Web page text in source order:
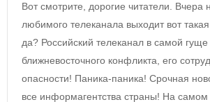
Вот смотрите, дорогие читатели. Вчера
любимого телеканала выходит вот
да? Российский телеканал в самой гуще
ближневосточного конфликта, его
опасности! Паника-паника! Срочная
все информагентства страны! На самом